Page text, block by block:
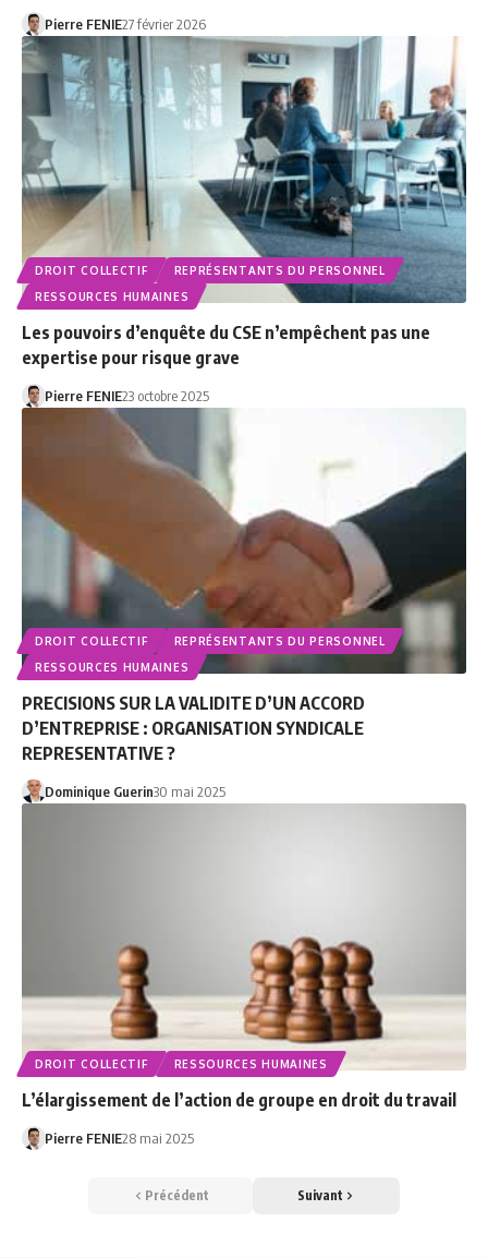
Pierre FENIE27 février 2026
DROIT COLLECTIF
REPRÉSENTANTS DU PERSONNEL
RESSOURCES HUMAINES
Les pouvoirs d’enquête du CSE n’empêchent pas une
expertise pour risque grave
Pierre FENIE23 octobre 2025
DROIT COLLECTIF
REPRÉSENTANTS DU PERSONNEL
RESSOURCES HUMAINES
PRECISIONS SUR LA VALIDITE D’UN ACCORD
D’ENTREPRISE : ORGANISATION SYNDICALE
REPRESENTATIVE ?
Dominique Guerin30 mai 2025
DROIT COLLECTIF RESSOURCES HUMAINES
L’élargissement de l’action de groupe en droit du travail
Pierre FENIE28 mai 2025
Précédent Suivant